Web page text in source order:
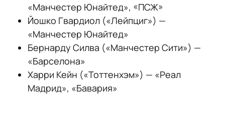
«Манчестер Юнайтед», «ПСЖ»
Йошко Гвардиол («Лейпциг») —
«Манчестер Юнайтед»
Бернарду Силва («Манчестер Сити») —
«Барселона»
Харри Кейн («Тоттенхэм») — «Реал
Мадрид», «Бавария»